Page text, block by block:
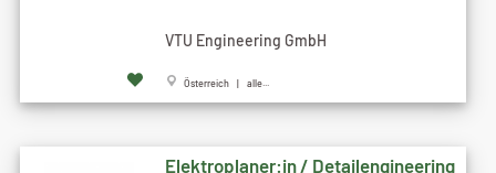
VTU Engineering GmbH
Österreich | alle...
Elektroplaner:in / Detailengineering